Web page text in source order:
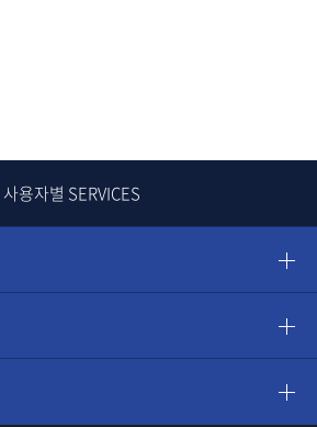
사용자별 SERVICES